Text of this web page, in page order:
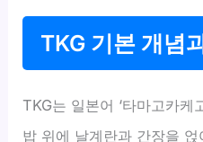
TKG 기본 개념
TKG는 일본어 ‘타마고카케
밥 위에 날계란과 간장을